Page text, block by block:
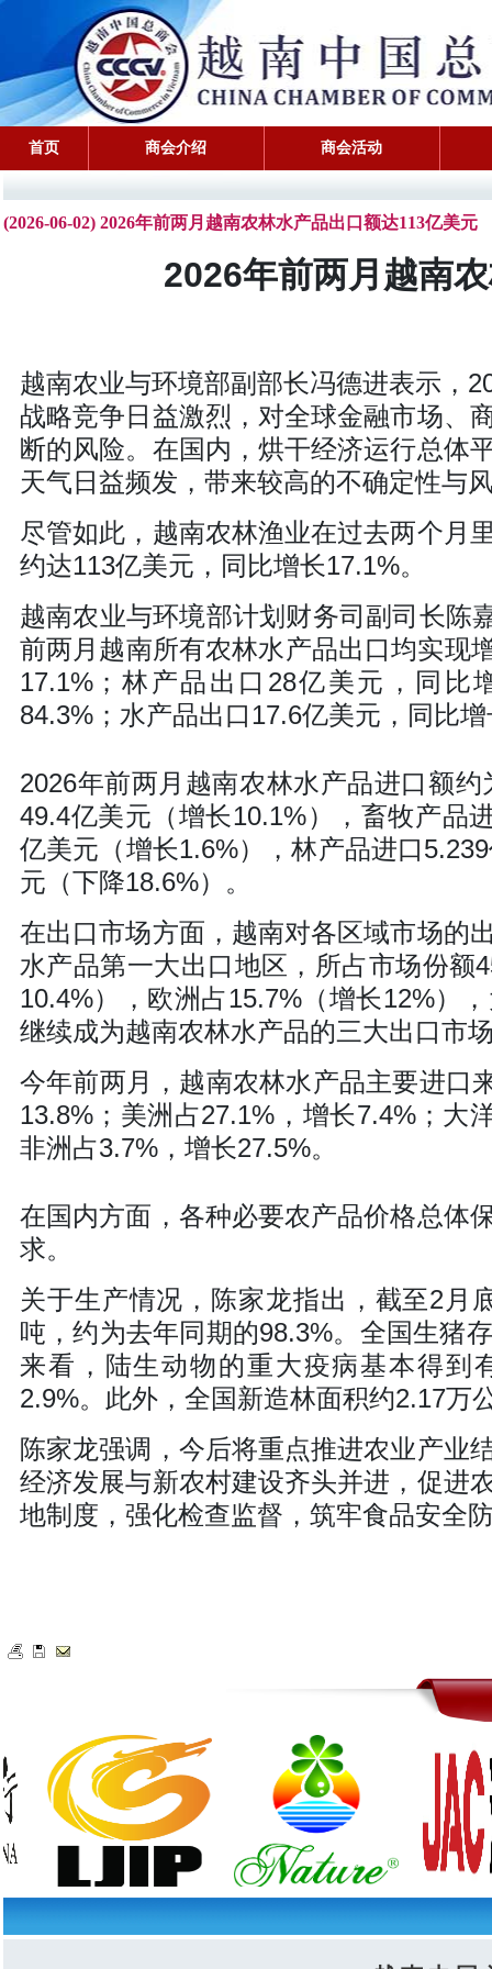
首页 商会介绍 商会活动
(2026-06-02) 2026年前两月越南农林水产品出口额达113亿美元
2026年前两月越南
越南农业与环境部副部长冯德进表示，
战略竞争日益激烈，对全球金融市场、
断的风险。在国内，烘干经济运行总体
天气日益频发，带来较高的不确定性与
尽管如此，越南农林渔业在过去两个月
约达113亿美元，同比增长17.1%。
越南农业与环境部计划财务司副司长陈
前两月越南所有农林水产品出口均实现
17.1%；林产品出口28亿美元，同比
84.3%；水产品出口17.6亿美元，同比
2026年前两月越南农林水产品进口额
49.4亿美元（增长10.1%），畜牧产品
亿美元（增长1.6%），林产品进口
元（下降18.6%）。
在出口市场方面，越南对各区域市场的
水产品第一大出口地区，所占市场份额
10.4%），欧洲占15.7%（增长12%）
继续成为越南农林水产品的三大出口市
今年前两月，越南农林水产品主要进口
13.8%；美洲占27.1%，增长7.4%；大
非洲占3.7%，增长27.5%。
在国内方面，各种必要农产品价格总体
求。
关于生产情况，陈家龙指出，截至2月
吨，约为去年同期的98.3%。全国生猪
来看，陆生动物的重大疫病基本得到
2.9%。此外，全国新造林面积约2.17万
陈家龙强调，今后将重点推进农业产业
经济发展与新农村建设齐头并进，促进
地制度，强化检查监督，筑牢食品安全